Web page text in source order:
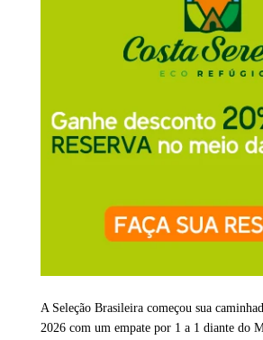
A Seleção Brasileira começou sua
2026 com um empate por 1 a 1 diante do